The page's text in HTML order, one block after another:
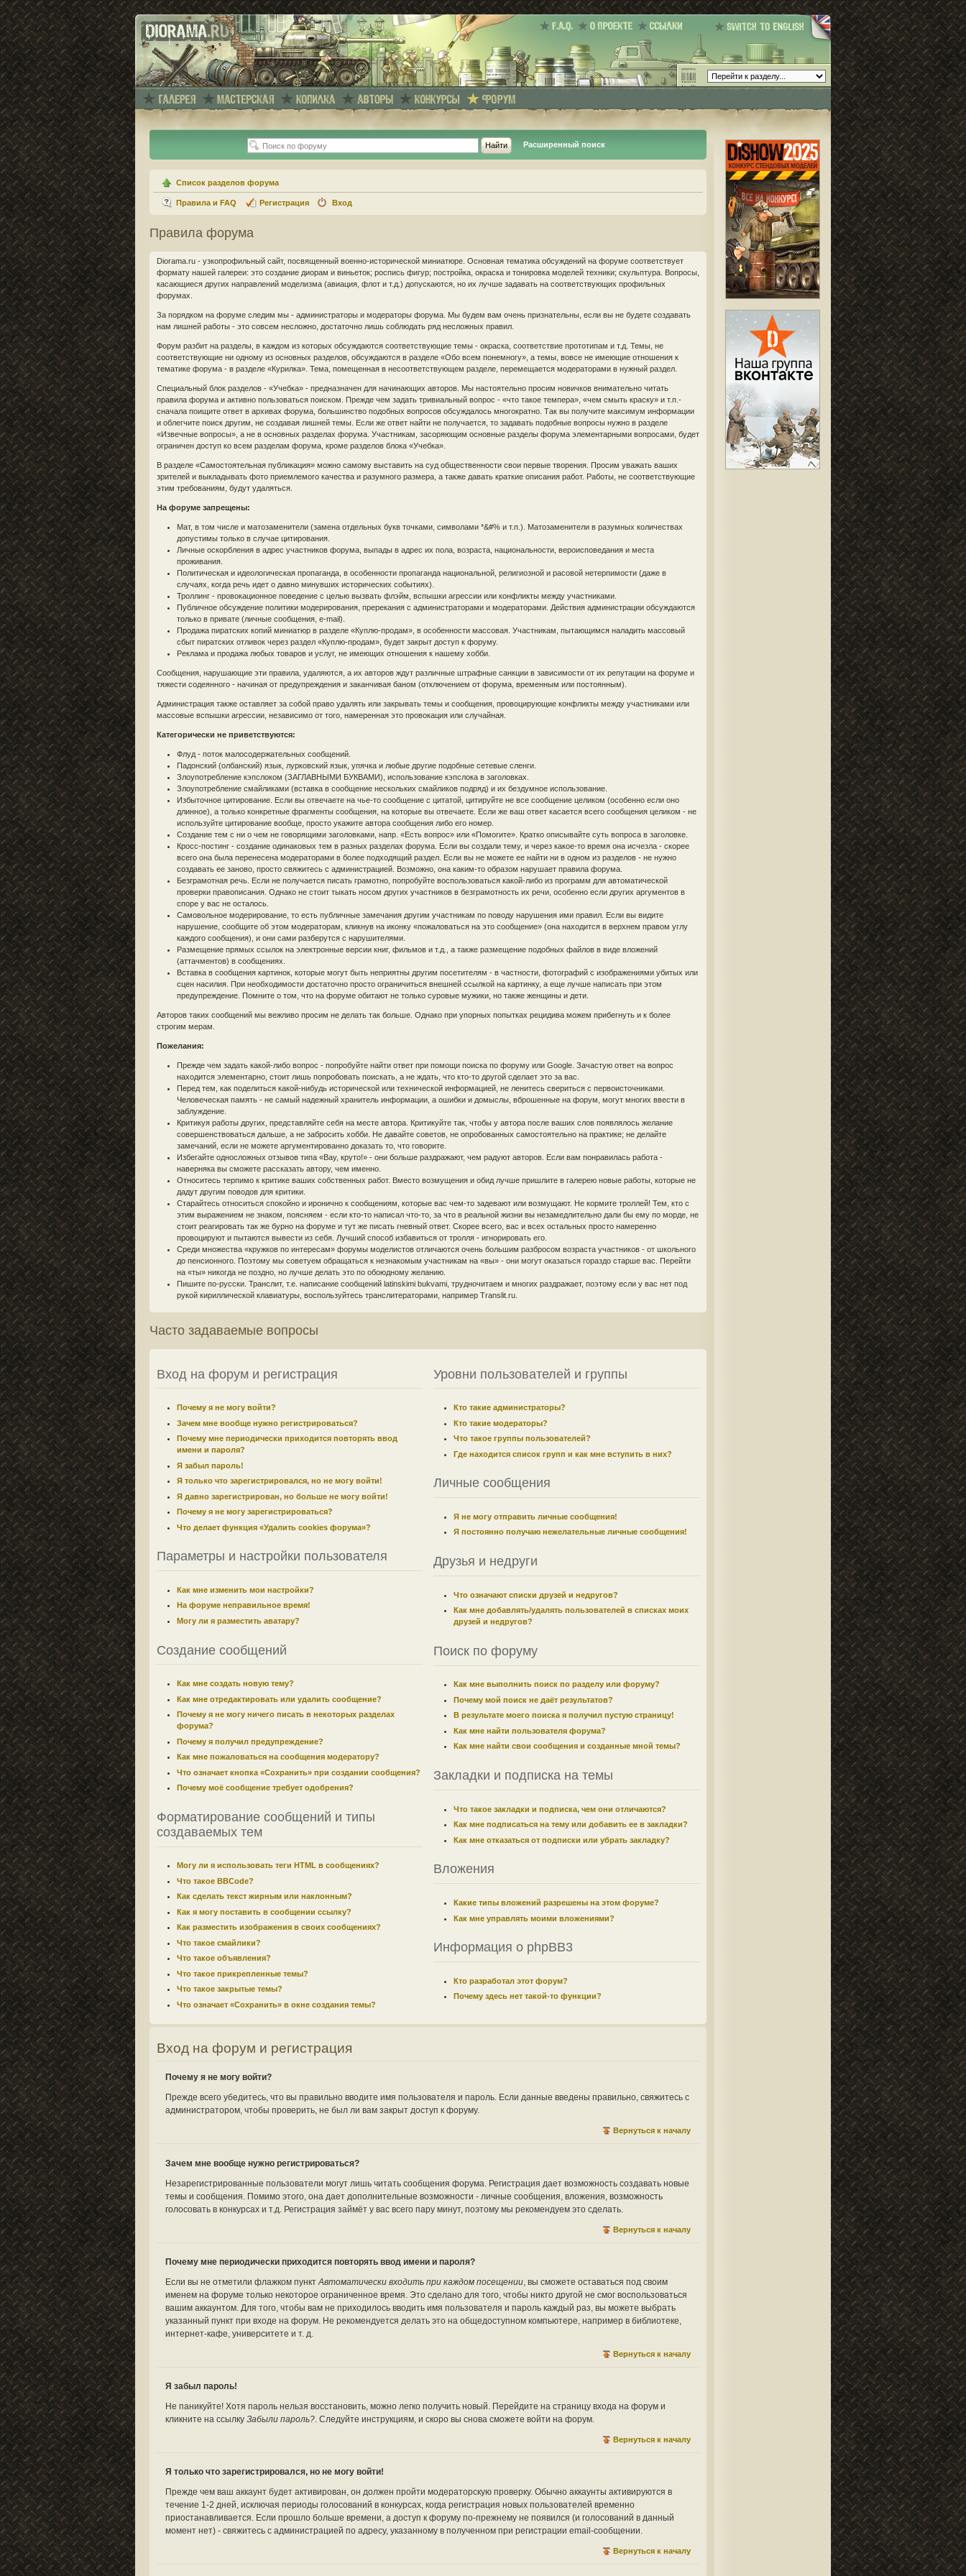
Расширенный поиск
Список разделов форума
Правила и FAQ Регистрация Вход
Правила форума
Diorama.ru - узкопрофильный сайт, посвященный военно-исторической миниатюре. Основная тематика обсуждений на форуме соответствует
формату нашей галереи: это создание диорам и виньеток; роспись фигур; постройка, окраска и тонировка моделей техники; скульптура. Вопросы,
касающиеся других направлений моделизма (авиация, флот и т.д.) допускаются, но их лучше задавать на соответствующих профильных
форумах.
За порядком на форуме следим мы - администраторы и модераторы форума. Мы будем вам очень признательны, если вы не будете создавать
нам лишней работы - это совсем несложно, достаточно лишь соблюдать ряд несложных правил.
Форум разбит на разделы, в каждом из которых обсуждаются соответствующие темы - окраска, соответствие прототипам и т.д. Темы, не
соответствующие ни одному из основных разделов, обсуждаются в разделе «Обо всем понемногу», а темы, вовсе не имеющие отношения к
тематике форума - в разделе «Курилка». Тема, помещенная в несоответствующем разделе, перемещается модераторами в нужный раздел.
Специальный блок разделов - «Учебка» - предназначен для начинающих авторов. Мы настоятельно просим новичков внимательно читать
правила форума и активно пользоваться поиском. Прежде чем задать тривиальный вопрос - «что такое темпера», «чем смыть краску» и т.п.-
сначала поищите ответ в архивах форума, большинство подобных вопросов обсуждалось многократно. Так вы получите максимум информации
и облегчите поиск другим, не создавая лишней темы. Если же ответ найти не получается, то задавать подобные вопросы нужно в разделе
«Извечные вопросы», а не в основных разделах форума. Участникам, засоряющим основные разделы форума элементарными вопросами, будет
ограничен доступ ко всем разделам форума, кроме разделов блока «Учебка».
В разделе «Самостоятельная публикация» можно самому выставить на суд общественности свои первые творения. Просим уважать ваших
зрителей и выкладывать фото приемлемого качества и разумного размера, а также давать краткие описания работ. Работы, не соответствующие
этим требованиям, будут удаляться.
На форуме запрещены:
Мат, в том числе и матозаменители (замена отдельных букв точками, символами *&#% и т.п.). Матозаменители в разумных количествах
допустимы только в случае цитирования.
Личные оскорбления в адрес участников форума, выпады в адрес их пола, возраста, национальности, вероисповедания и места
проживания.
Политическая и идеологическая пропаганда, в особенности пропаганда национальной, религиозной и расовой нетерпимости (даже в
случаях, когда речь идет о давно минувших исторических событиях).
Троллинг - провокационное поведение с целью вызвать флэйм, вспышки агрессии или конфликты между участниками.
Публичное обсуждение политики модерирования, пререкания с администраторами и модераторами. Действия администрации обсуждаются
только в привате (личные сообщения, e-mail).
Продажа пиратских копий миниатюр в разделе «Куплю-продам», в особенности массовая. Участникам, пытающимся наладить массовый
сбыт пиратских отливок через раздел «Куплю-продам», будет закрыт доступ к форуму.
Реклама и продажа любых товаров и услуг, не имеющих отношения к нашему хобби.
Сообщения, нарушающие эти правила, удаляются, а их авторов ждут различные штрафные санкции в зависимости от их репутации на форуме и
тяжести содеянного - начиная от предупреждения и заканчивая баном (отключением от форума, временным или постоянным).
Администрация также оставляет за собой право удалять или закрывать темы и сообщения, провоцирующие конфликты между участниками или
массовые вспышки агрессии, независимо от того, намеренная это провокация или случайная.
Категорически не приветствуются:
Флуд - поток малосодержательных сообщений.
Падонский (олбанский) язык, лурковский язык, упячка и любые другие подобные сетевые сленги.
Злоупотребление кэпслоком (ЗАГЛАВНЫМИ БУКВАМИ), использование кэпслока в заголовках.
Злоупотребление смайликами (вставка в сообщение нескольких смайликов подряд) и их бездумное использование.
Избыточное цитирование. Если вы отвечаете на чье-то сообщение с цитатой, цитируйте не все сообщение целиком (особенно если оно
длинное), а только конкретные фрагменты сообщения, на которые вы отвечаете. Если же ваш ответ касается всего сообщения целиком - не
используйте цитирование вообще, просто укажите автора сообщения либо его номер.
Создание тем с ни о чем не говорящими заголовками, напр. «Есть вопрос» или «Помогите». Кратко описывайте суть вопроса в заголовке.
Кросс-постинг - создание одинаковых тем в разных разделах форума. Если вы создали тему, и через какое-то время она исчезла - скорее
всего она была перенесена модераторами в более подходящий раздел. Если вы не можете ее найти ни в одном из разделов - не нужно
создавать ее заново, просто свяжитесь с администрацией. Возможно, она каким-то образом нарушает правила форума.
Безграмотная речь. Если не получается писать грамотно, попробуйте воспользоваться какой-либо из программ для автоматической
проверки правописания. Однако не стоит тыкать носом других участников в безграмотность их речи, особенно если других аргументов в
споре у вас не осталось.
Самовольное модерирование, то есть публичные замечания другим участникам по поводу нарушения ими правил. Если вы видите
нарушение, сообщите об этом модераторам, кликнув на иконку «пожаловаться на это сообщение» (она находится в верхнем правом углу
каждого сообщения), и они сами разберутся с нарушителями.
Размещение прямых ссылок на электронные версии книг, фильмов и т.д., а также размещение подобных файлов в виде вложений
(аттачментов) в сообщениях.
Вставка в сообщения картинок, которые могут быть неприятны другим посетителям - в частности, фотографий с изображениями убитых или
сцен насилия. При необходимости достаточно просто ограничиться внешней ссылкой на картинку, а еще лучше написать при этом
предупреждение. Помните о том, что на форуме обитают не только суровые мужики, но также женщины и дети.
Авторов таких сообщений мы вежливо просим не делать так больше. Однако при упорных попытках рецидива можем прибегнуть и к более
строгим мерам.
Пожелания:
Прежде чем задать какой-либо вопрос - попробуйте найти ответ при помощи поиска по форуму или Google. Зачастую ответ на вопрос
находится элементарно, стоит лишь попробовать поискать, а не ждать, что кто-то другой сделает это за вас.
Перед тем, как поделиться какой-нибудь исторической или технической информацией, не ленитесь свериться с первоисточниками.
Человеческая память - не самый надежный хранитель информации, а ошибки и домыслы, вброшенные на форум, могут многих ввести в
заблуждение.
Критикуя работы других, представляйте себя на месте автора. Критикуйте так, чтобы у автора после ваших слов появлялось желание
совершенствоваться дальше, а не забросить хобби. Не давайте советов, не опробованных самостоятельно на практике; не делайте
замечаний, если не можете аргументированно доказать то, что говорите.
Избегайте односложных отзывов типа «Вау, круто!» - они больше раздражают, чем радуют авторов. Если вам понравилась работа -
наверняка вы сможете рассказать автору, чем именно.
Относитесь терпимо к критике ваших собственных работ. Вместо возмущения и обид лучше пришлите в галерею новые работы, которые не
дадут другим поводов для критики.
Старайтесь относиться спокойно и иронично к сообщениям, которые вас чем-то задевают или возмущают. Не кормите троллей! Тем, кто с
этим выражением не знаком, поясняем - если кто-то написал что-то, за что в реальной жизни вы незамедлительно дали бы ему по морде, не
стоит реагировать так же бурно на форуме и тут же писать гневный ответ. Скорее всего, вас и всех остальных просто намеренно
провоцируют и пытаются вывести из себя. Лучший способ избавиться от тролля - игнорировать его.
Среди множества «кружков по интересам» форумы моделистов отличаются очень большим разбросом возраста участников - от школьного
до пенсионного. Поэтому мы советуем обращаться к незнакомым участникам на «вы» - они могут оказаться гораздо старше вас. Перейти
на «ты» никогда не поздно, но лучше делать это по обоюдному желанию.
Пишите по-русски. Транслит, т.е. написание сообщений latinskimi bukvami, трудночитаем и многих раздражает, поэтому если у вас нет под
рукой кириллической клавиатуры, воспользуйтесь транслитераторами, например Translit.ru.
Часто задаваемые вопросы
Вход на форум и регистрация
Почему я не могу войти?
Зачем мне вообще нужно регистрироваться?
Почему мне периодически приходится повторять ввод
имени и пароля?
Я забыл пароль!
Я только что зарегистрировался, но не могу войти!
Я давно зарегистрирован, но больше не могу войти!
Почему я не могу зарегистрироваться?
Что делает функция «Удалить cookies форума»?
Параметры и настройки пользователя
Как мне изменить мои настройки?
На форуме неправильное время!
Могу ли я разместить аватару?
Создание сообщений
Как мне создать новую тему?
Как мне отредактировать или удалить сообщение?
Почему я не могу ничего писать в некоторых разделах
форума?
Почему я получил предупреждение?
Как мне пожаловаться на сообщения модератору?
Что означает кнопка «Сохранить» при создании сообщения?
Почему моё сообщение требует одобрения?
Форматирование сообщений и типы
создаваемых тем
Могу ли я использовать теги HTML в сообщениях?
Что такое BBCode?
Как сделать текст жирным или наклонным?
Как я могу поставить в сообщении ссылку?
Как разместить изображения в своих сообщениях?
Что такое смайлики?
Что такое объявления?
Что такое прикрепленные темы?
Что такое закрытые темы?
Что означает «Сохранить» в окне создания темы?
Уровни пользователей и группы
Кто такие администраторы?
Кто такие модераторы?
Что такое группы пользователей?
Где находится список групп и как мне вступить в них?
Личные сообщения
Я не могу отправить личные сообщения!
Я постоянно получаю нежелательные личные сообщения!
Друзья и недруги
Что означают списки друзей и недругов?
Как мне добавлять/удалять пользователей в списках моих
друзей и недругов?
Поиск по форуму
Как мне выполнить поиск по разделу или форуму?
Почему мой поиск не даёт результатов?
В результате моего поиска я получил пустую страницу!
Как мне найти пользователя форума?
Как мне найти свои сообщения и созданные мной темы?
Закладки и подписка на темы
Что такое закладки и подписка, чем они отличаются?
Как мне подписаться на тему или добавить ее в закладки?
Как мне отказаться от подписки или убрать закладку?
Вложения
Какие типы вложений разрешены на этом форуме?
Как мне управлять моими вложениями?
Информация о phpBB3
Кто разработал этот форум?
Почему здесь нет такой-то функции?
Вход на форум и регистрация
Почему я не могу войти?
Прежде всего убедитесь, что вы правильно вводите имя пользователя и пароль. Если данные введены правильно, свяжитесь с
администратором, чтобы проверить, не был ли вам закрыт доступ к форуму.
Вернуться к началу
Зачем мне вообще нужно регистрироваться?
Незарегистрированные пользователи могут лишь читать сообщения форума. Регистрация дает возможность создавать новые
темы и сообщения. Помимо этого, она дает дополнительные возможности - личные сообщения, вложения, возможность
голосовать в конкурсах и т.д. Регистрация займёт у вас всего пару минут, поэтому мы рекомендуем это сделать.
Вернуться к началу
Почему мне периодически приходится повторять ввод имени и пароля?
Если вы не отметили флажком пунктАвтоматически входить при каждом посещении , вы сможете оставаться под своим
именем на форуме только некоторое ограниченное время. Это сделано для того, чтобы никто другой не смог воспользоваться
вашим аккаунтом. Для того, чтобы вам не приходилось вводить имя пользователя и пароль каждый раз, вы можете выбрать
указанный пункт при входе на форум. Не рекомендуется делать это на общедоступном компьютере, например в библиотеке,
интернет-кафе, университете и т. д.
Вернуться к началу
Я забыл пароль!
Не паникуйте! Хотя пароль нельзя восстановить, можно легко получить новый. Перейдите на страницу входа на форум и
кликните на ссылкуЗабыли пароль?. Следуйте инструкциям, и скоро вы снова сможете войти на форум.
Вернуться к началу
Я только что зарегистрировался, но не могу войти!
Прежде чем ваш аккаунт будет активирован, он должен пройти модераторскую проверку. Обычно аккаунты активируются в
течение 1-2 дней, исключая периоды голосований в конкурсах, когда регистрация новых пользователей временно
приостанавливается. Если прошло больше времени, а доступ к форуму по-прежнему не появился (и голосований в данный
момент нет) - свяжитесь с администрацией по адресу, указанному в полученном при регистрации email-сообщении.
Вернуться к началу